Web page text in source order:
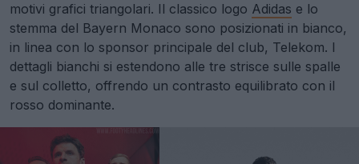
motivi grafici triangolari. Il classico logo Adidas e lo
stemma del Bayern Monaco sono posizionati in bianco,
in linea con lo sponsor principale del club, Telekom. I
dettagli bianchi si estendono alle tre strisce sulle spalle
e sul colletto, offrendo un contrasto equilibrato con il
rosso dominante.